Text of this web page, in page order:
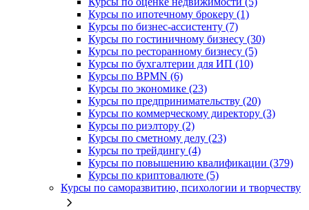
Курсы по ипотечному брокеру (1)
Курсы по бизнес-ассистенту (7)
Курсы по гостиничному бизнесу (30)
Курсы по ресторанному бизнесу (5)
Курсы по бухгалтерии для ИП (10)
Курсы по BPMN (6)
Курсы по экономике (23)
Курсы по предпринимательству (20)
Курсы по коммерческому директору (3)
Курсы по риэлтору (2)
Курсы по сметному делу (23)
Курсы по трейдингу (4)
Курсы по повышению квалификации (379)
Курсы по криптовалюте (5)
Курсы по саморазвитию, психологии и творчеству